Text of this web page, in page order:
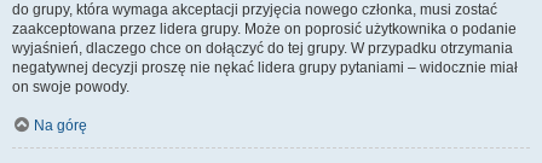
do grupy, która wymaga akceptacji przyjęcia nowego członka, musi zostać
zaakceptowana przez lidera grupy. Może on poprosić użytkownika o podanie
wyjaśnień, dlaczego chce on dołączyć do tej grupy. W przypadku otrzymania
negatywnej decyzji proszę nie nękać lidera grupy pytaniami – widocznie miał
on swoje powody.
Na górę